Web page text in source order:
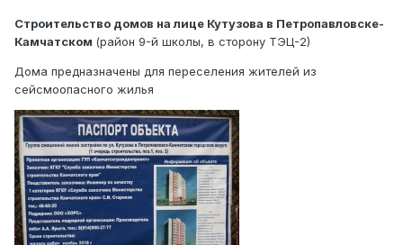
Строительство домов на лице Кутузова в Петропавловске-
Камчатском (район 9-й школы, в сторону ТЭЦ-2)
Дома предназначены для переселения жителей из
сейсмоопасного жилья